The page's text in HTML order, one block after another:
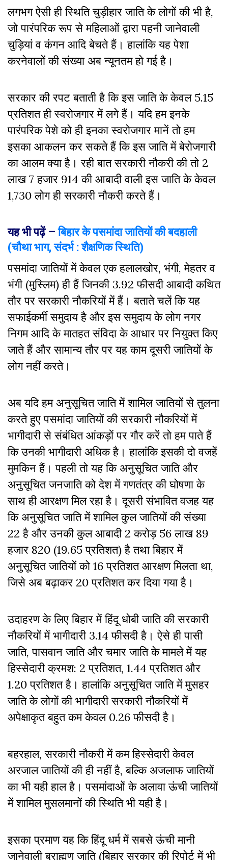
लगभग ऐसी ही स्थिति चुड़ीहार जाति के लोगों की भी है,
जो पारंपरिक रूप से महिलाओं द्वारा पहनी जानेवाली
चुड़ियां व कंगन आदि बेचते हैं। हालांकि यह पेशा
करनेवालों की संख्या अब न्यूनतम हो गई है।
सरकार की रपट बताती है कि इस जाति के केवल 5.15
प्रतिशत ही स्वरोजगार में लगे हैं। यदि हम इनके
पारंपरिक पेशे को ही इनका स्वरोजगार मानें तो हम
इसका आकलन कर सकते हैं कि इस जाति में बेरोजगारी
का आलम क्या है। रही बात सरकारी नौकरी की तो 2
लाख 7 हजार 914 की आबादी वाली इस जाति के केवल
1,730 लोग ही सरकारी नौकरी करते हैं।
यह भी पढ़ें –बिहार के पसमांदा जातियों की बदहाली
(चौथा भाग, संदर्भ : शैक्षणिक स्थिति)
पसमांदा जातियों में केवल एक हलालखोर, भंगी, मेहतर व
भंगी (मुस्लिम) ही हैं जिनकी 3.92 फीसदी आबादी कथित
तौर पर सरकारी नौकरियों में हैं। बताते चलें कि यह
सफाईकर्मी समुदाय है और इस समुदाय के लोग नगर
निगम आदि के मातहत संविदा के आधार पर नियुक्त किए
जाते हैं और सामान्य तौर पर यह काम दूसरी जातियों के
लोग नहीं करते।
अब यदि हम अनुसूचित जाति में शामिल जातियों से तुलना
करते हुए पसमांदा जातियों की सरकारी नौकरियों में
भागीदारी से संबंधित आंकड़ों पर गौर करें तो हम पाते हैं
कि उनकी भागीदारी अधिक है। हालांकि इसकी दो वजहें
मुमकिन हैं। पहली तो यह कि अनुसूचित जाति और
अनुसूचित जनजाति को देश में गणतंत्र की घोषणा के
साथ ही आरक्षण मिल रहा है। दूसरी संभावित वजह यह
कि अनुसूचित जाति में शामिल कुल जातियों की संख्या
22 है और उनकी कुल आबादी 2 करोड़ 56 लाख 89
हजार 820 (19.65 प्रतिशत) है तथा बिहार में
अनुसूचित जातियों को 16 प्रतिशत आरक्षण मिलता था,
जिसे अब बढ़ाकर 20 प्रतिशत कर दिया गया है।
उदाहरण के लिए बिहार में हिंदू धोबी जाति की सरकारी
नौकरियों में भागीदारी 3.14 फीसदी है। ऐसे ही पासी
जाति, पासवान जाति और चमार जाति के मामले में यह
हिस्सेदारी क्रमश: 2 प्रतिशत, 1.44 प्रतिशत और
1.20 प्रतिशत है। हालांकि अनुसूचित जाति में मुसहर
जाति के लोगों की भागीदारी सरकारी नौकरियों में
अपेक्षाकृत बहुत कम केवल 0.26 फीसदी है।
बहरहाल, सरकारी नौकरी में कम हिस्सेदारी केवल
अरजाल जातियों की ही नहीं है, बल्कि अजलाफ जातियों
का भी यही हाल है। पसमांदाओं के अलावा ऊंची जातियों
में शामिल मुसलमानों की स्थिति भी यही है।
इसका प्रमाण यह कि हिंदू धर्म में सबसे ऊंची मानी
जानेवाली ब्राह्मण जाति (बिहार सरकार की रिपोर्ट में भी